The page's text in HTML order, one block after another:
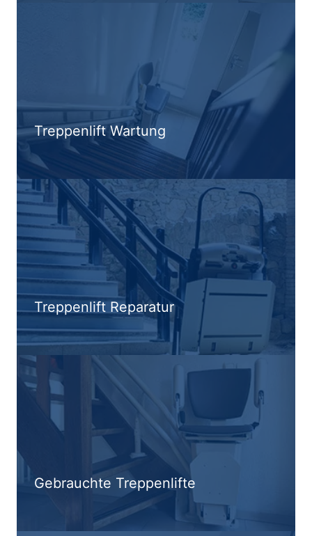
Treppenlift Wartung
Treppenlift Reparatur
Gebrauchte Treppenlifte